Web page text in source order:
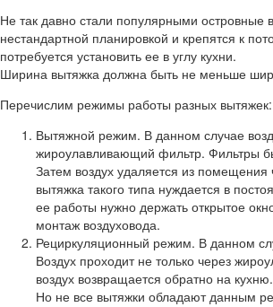
Не так давно стали популярными
нестандартной планировкой и крепятся к
потребуется установить ее в углу кухни.
Ширина вытяжка должна быть не меньше
Перечислим режимы работы разных вытяжек:
Вытяжной режим. В данном случае
жироулавливающий фильтр. Фильтры
Затем воздух удаляется из
вытяжка такого типа нуждается в
ее работы нужно держать открытое
монтаж воздуховода.
Рециркуляционный режим. В данном
Воздух проходит не только через
воздух возвращается обратно на
Но не все вытяжки обладают данным